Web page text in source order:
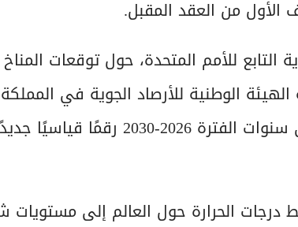
الأول من العقد المقبل.
التابع للأمم المتحدة، حول توقعات
الوطنية للأرصاد الجوية في المملكة
من 'المحتمل' بنسبة 86 % أن تسجل إحدى سنوات
الحرارة حول العالم إلى مستويات